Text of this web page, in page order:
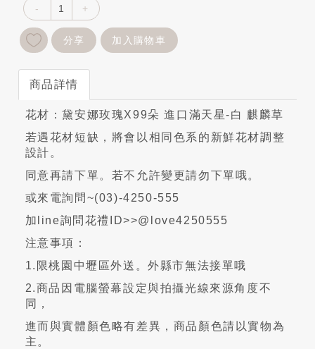
- +
分享 加入購物車
商品詳情
花材：黛安娜玫瑰X99朵 進口滿天星-白 麒麟草
若遇花材短缺，將會以相同色系的新鮮花材調整
設計。
同意再請下單。若不允許變更請勿下單哦。
或來電詢問~(03)-4250-555
加line詢問花禮ID>>@love4250555
注意事項：
1.限桃園中壢區外送。外縣市無法接單哦
2.商品因電腦螢幕設定與拍攝光線來源角度不
同，
進而與實體顏色略有差異，商品顏色請以實物為
主。